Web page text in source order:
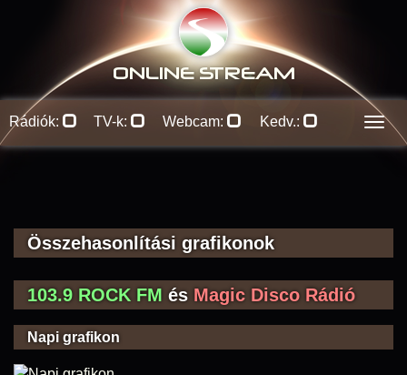
ONLINE STREAM
Rádiók: TV-k: Webcam: Kedv.:
Összehasonlítási grafikonok
103.9 ROCK FM és Magic Disco Rádió
Napi grafikon